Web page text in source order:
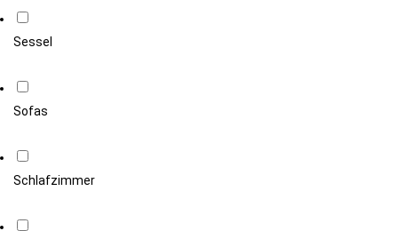
Sessel
Sofas
Schlafzimmer